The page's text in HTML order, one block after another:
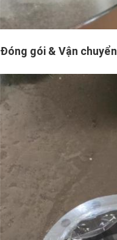
Đóng gói & Vận chuyển